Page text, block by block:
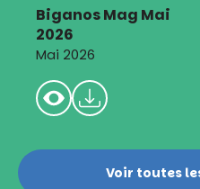
Biganos Mag Mai
2026
Mai 2026
Voir toutes